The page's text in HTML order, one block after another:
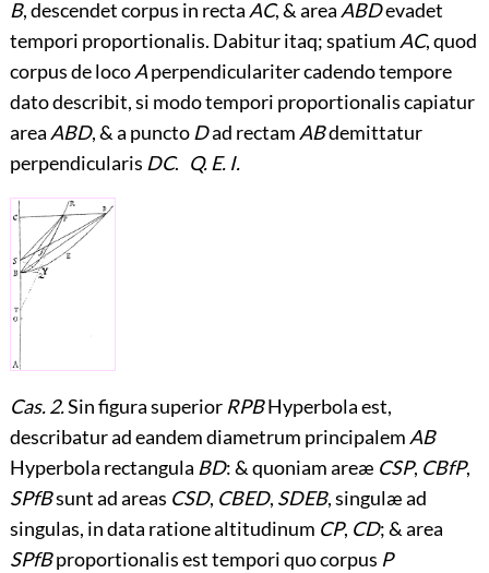
B, descendet corpus in recta AC, & area ABDevadet
tempori proportionalis. Dabitur itaq; spatium AC, quod
corpus de locoAperpendiculariter cadendo tempore
dato describit, si modo tempori proportionalis capiatur
area ABD, & a puncto Dad rectam ABdemittatur
perpendicularis DC. Q. E. I.
Cas. 2.Sin figura superior RPBHyperbola est,
describatur ad eandem diametrum principalem AB
Hyperbola rectangula BD: & quoniam areæ CSP, CBfP,
SPfBsunt ad areas CSD, CBED, SDEB, singulæ ad
singulas, in data ratione altitudinum CP, CD; & area
SPfBproportionalis est tempori quo corpus P